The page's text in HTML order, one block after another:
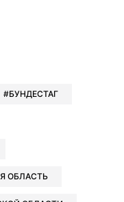
в Xв Viber
в Whatsapp
в Messenger
в LinkedIn
БУНДЕСТАГ
ОБЛАСТЬ